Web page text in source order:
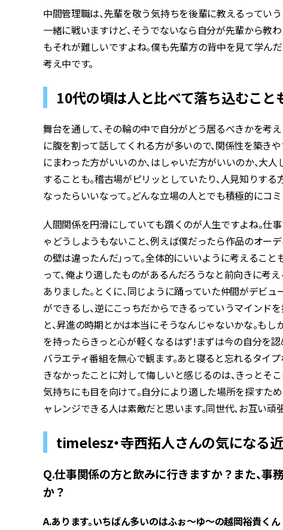
中間管理職は、先輩を敬う気持ちを後輩に教えるってい
一緒に戦いますけど、そうでないなら自分が先輩から教
もそれが難しいですよね。僕も先輩方の背中を見て学ん
考え中です。
10代の頃は人と比べて落ち込むこと
舞台を通して、その輪の中で自分がどう居るべきかを考
に腹を割って話してくれる方が多いので、関係性を築き
にまわった方がいいのか、はしゃいだ方がいいのか、大
することも。稽古場がピリッとしていたり、人見知りす
なったらいいなって。どんな立場の人とでも積極的にコ
人間関係を円滑にしていても躓くのが人生ですよね。仕
ゃどうしようもないこと、例えば僕だったら作品のオー
の壁は違ったんだ」って。全体的にいいように考えるこ
って、俺より適したものがあるんだろうなと前向きに考
ありました。とくに、同じように踊っていた仲間がデビュ
ができるし、逆にこっちだからできるっていうマインド
と、昇進の時期とかは本当にそうなんじゃないかな。も
を持ったらきっと心が軽くなるはず!まずは今の自分を
バラエティ番組を無心で観ます。あと寝ると忘れるタイ
きなかったことに対して悔しいと感じるのは、きっとそ
気持ちにも目を向けて。自分により適した場所を探すた
ャレンジできる人は素敵だと思います。同世代、お互い頑
timelesz・寺西拓人さんの気になる近
Q.仕事関係の方と飲みに行きますか？また、
か？
A.あります。いちばん多いのはふぉ～ゆ～の越岡裕貴くん